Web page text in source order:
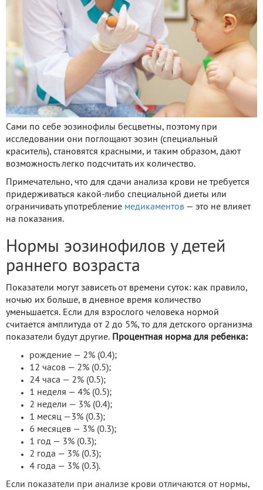
Сами по себе эозинофилы бесцветны, поэтому при
исследовании они поглощают эозин (специальный
краситель), становятся красными, и таким образом, дают
возможность легко подсчитать их количество.
Примечательно, что для сдачи анализа крови не требуется
придерживаться какой-либо специальной диеты или
ограничивать употребление медикаментов — это не влияет
на показания.
Нормы эозинофилов у детей
раннего возраста
Показатели могут зависеть от времени суток: как правило,
ночью их больше, в дневное время количество
уменьшается. Если для взрослого человека нормой
считается амплитуда от 2 до 5%, то для детского организма
показатели будут другие.
Процентная норма для ребенка:
рождение — 2% (0.4);
12 часов — 2% (0.5);
24 часа — 2% (0.5);
1 неделя — 4% (0.5);
2 недели — 3% (0.4);
1 месяц —3% (0.3);
6 месяцев — 3% (0.3);
1 год — 3% (0.3);
2 года — 3% (0.3);
4 года — 3% (0.3).
Если показатели при анализе крови отличаются от нормы,